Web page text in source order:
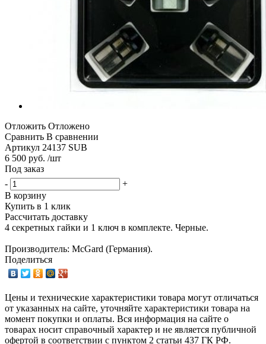
Отложить Отложено
Сравнить В сравнении
Артикул 24137 SUB
6 500 руб. /шт
Под заказ
-
+
В корзину
Купить в 1 клик
Рассчитать доставку
4 секретных гайки и 1 ключ в комплекте. Черные.
Производитель: McGard (Германия).
Поделиться
Цены и технические характеристики товара могут отличаться
от указанных на сайте, уточняйте характеристики товара на
момент покупки и оплаты. Вся информация на сайте о
товарах носит справочный характер и не является публичной
офертой в соответствии с пунктом 2 статьи 437 ГК РФ.